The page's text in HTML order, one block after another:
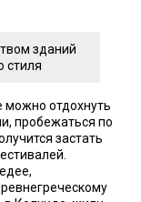
зданий
стиля
можно отдохнуть
пробежаться по
застать